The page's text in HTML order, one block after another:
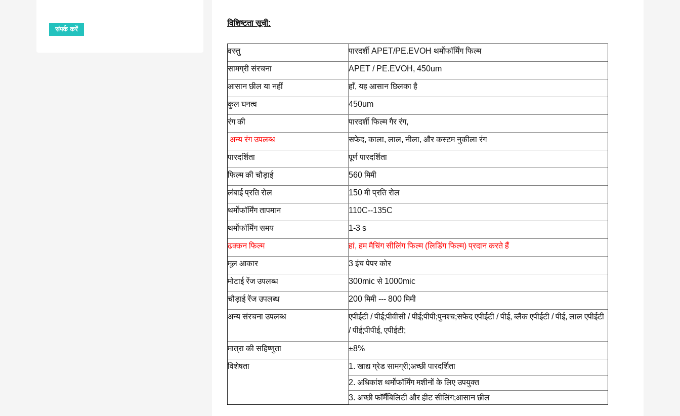
विशिष्टता सूची:
वस्तु पारदर्शी APET/PE.EVOH थर्मोफॉर्मिंग फिल्म
सामग्री संरचना APET / PE.EVOH, 450um
आसान छील या नहीं हाँ, यह आसान छिलका है
कुल घनत्व 450um
रंग की पारदर्शी फिल्म गैर रंग,
अन्य रंग उपलब्ध सफेद, काला, लाल, नीला, और कस्टम नुकीला रंग
पारदर्शिता पूर्ण पारदर्शिता
फिल्म की चौड़ाई 560 मिमी
लंबाई प्रति रोल 150 मी प्रति रोल
थर्मोफॉर्मिंग तापमान 110C--135C
थर्मोफॉर्मिंग समय 1-3 s
ढक्कन फिल्म हां, हम मैचिंग सीलिंग फिल्म (लिडिंग फिल्म) प्रदान करते हैं
मूल आकार 3 इंच पेपर कोर
मोटाई रेंज उपलब्ध 300mic से 1000mic
चौड़ाई रेंज उपलब्ध 200 मिमी --- 800 मिमी
अन्य संरचना उपलब्ध
एपीईटी / पीई;पीवीसी / पीई;पीपी;पुनश्च;सफेद एपीईटी / पीई, ब्लैक एपीईटी / पीई, लाल एपीईटी
/ पीई;पीपीई, एपीईटी;
मात्रा की सहिष्णुता ±8%
विशेषता
1. खाद्य ग्रेड सामग्री;अच्छी पारदर्शिता
2. अधिकांश थर्मोफॉर्मिंग मशीनों के लिए उपयुक्त
3. अच्छी फॉर्मैबिलिटी और हीट सीलिंग;आसान छील